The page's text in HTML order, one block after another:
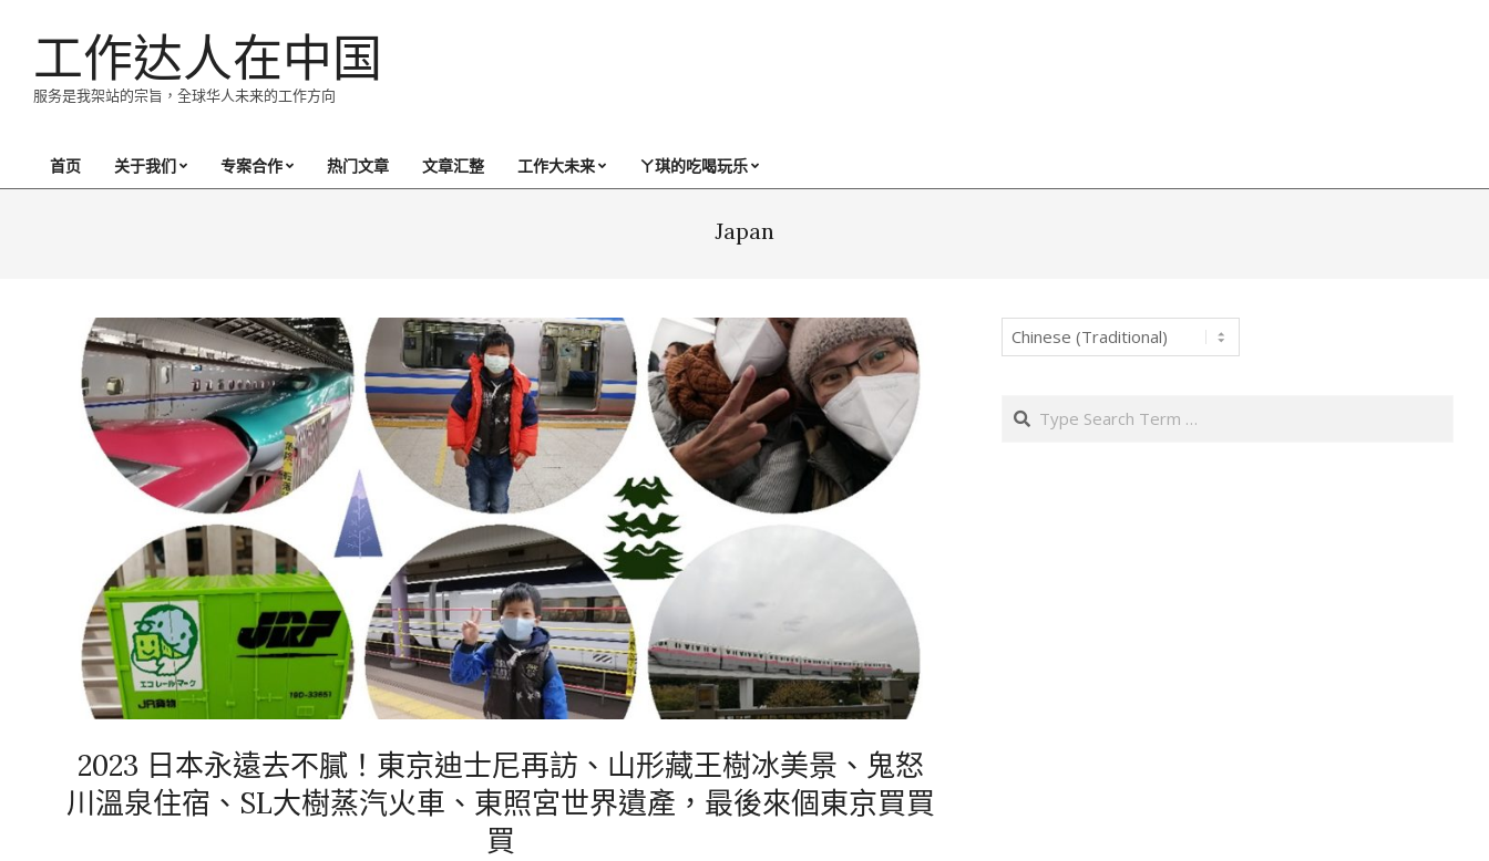
工作达人在中国
服务是我架站的宗旨，全球华人未来的工作方向
Primary
首页 关于我们 专案合作 热门文章 文章汇整 工作大未来 ㄚ琪的吃喝玩乐
Japan
2023 日本永遠去不膩！東京迪士尼再訪、山形藏王樹冰美景、鬼怒
川溫泉住宿、SL大樹蒸汽火車、東照宮世界遺產，最後來個東京買買
買
Search